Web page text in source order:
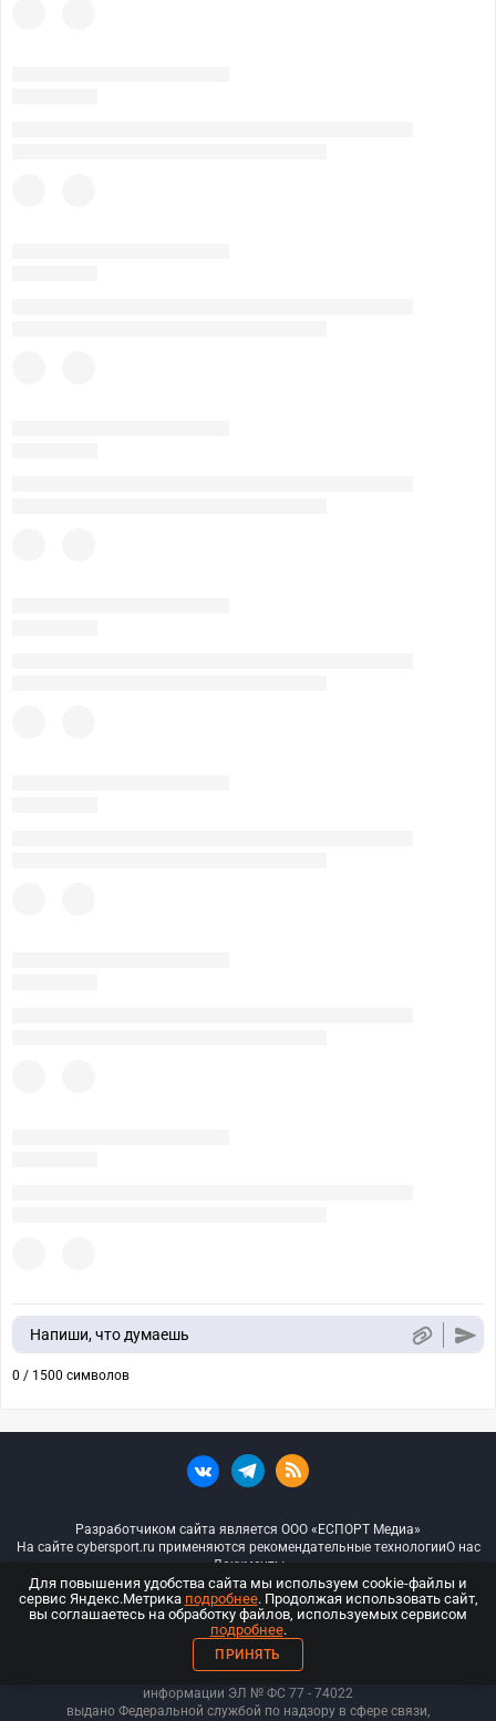
Напиши, что думаешь
0 / 1500 символов
Разработчиком сайта является ООО «ЕСПОРТ Медиа»
На сайте cybersport.ru применяются рекомендательные технологииО нас
Документы
© ООО «Киберспорт.ру» — Все права защищены
18+
ООО «Киберспорт.ру». Свидетельство о регистрации средств массовой
информации ЭЛ № ФС 77 - 74022
выдано Федеральной службой по надзору в сфере связи,
Для повышения удобства сайта мы используем cookie-файлы и
сервис Яндекс.Метрика подробнее. Продолжая использовать сайт,
вы соглашаетесь на обработку файлов, используемых сервисом
подробнее.
ПРИНЯТЬ